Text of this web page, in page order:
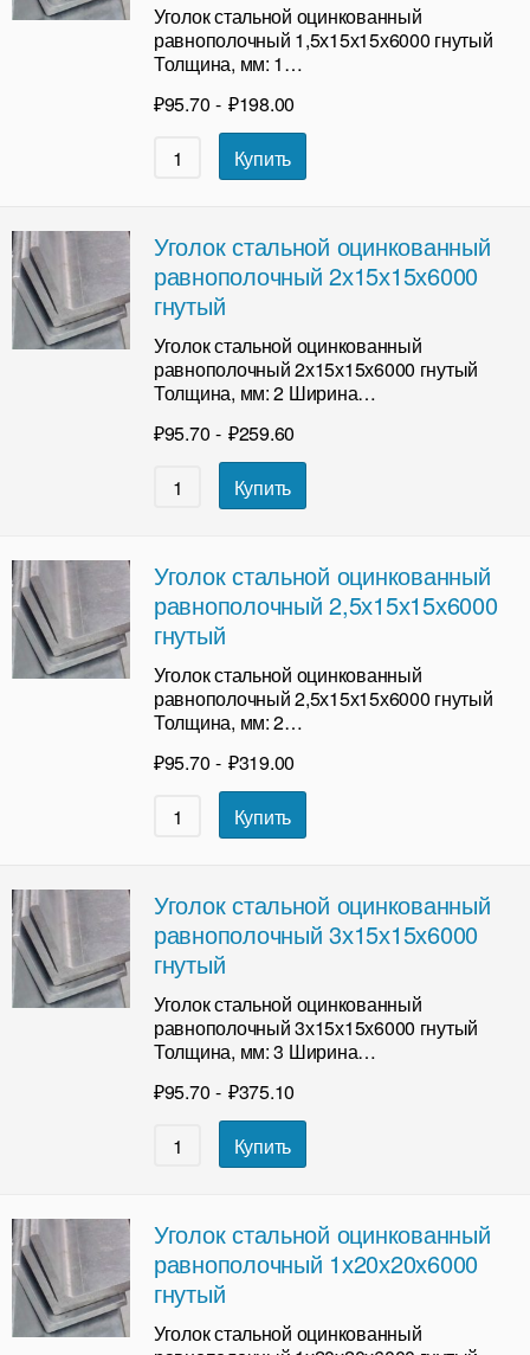
Уголок стальной оцинкованный
равнополочный 1,5х15х15х6000 гнутый
Толщина, мм: 1…
₽95.70 - ₽198.00
Купить
Уголок стальной оцинкованный
равнополочный 2х15х15х6000
гнутый
Уголок стальной оцинкованный
равнополочный 2х15х15х6000 гнутый
Толщина, мм: 2 Ширина…
₽95.70 - ₽259.60
Купить
Уголок стальной оцинкованный
равнополочный 2,5х15х15х6000
гнутый
Уголок стальной оцинкованный
равнополочный 2,5х15х15х6000 гнутый
Толщина, мм: 2…
₽95.70 - ₽319.00
Купить
Уголок стальной оцинкованный
равнополочный 3х15х15х6000
гнутый
Уголок стальной оцинкованный
равнополочный 3х15х15х6000 гнутый
Толщина, мм: 3 Ширина…
₽95.70 - ₽375.10
Купить
Уголок стальной оцинкованный
равнополочный 1х20х20х6000
гнутый
Уголок стальной оцинкованный